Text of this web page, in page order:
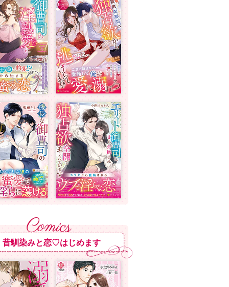
昔馴染みと恋♡はじめます